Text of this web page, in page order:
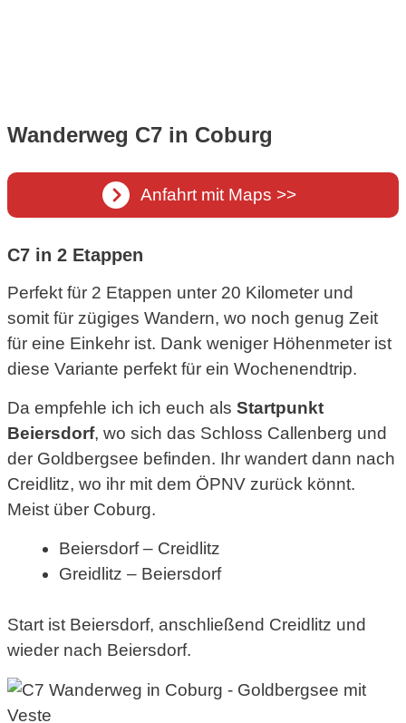
Wanderweg C7 in Coburg
Anfahrt mit Maps >>
C7 in 2 Etappen
Perfekt für 2 Etappen unter 20 Kilometer und
somit für zügiges Wandern, wo noch genug Zeit
für eine Einkehr ist. Dank weniger Höhenmeter ist
diese Variante perfekt für ein Wochenendtrip.
Da empfehle ich ich euch als Startpunkt
Beiersdorf, wo sich das Schloss Callenberg und
der Goldbergsee befinden. Ihr wandert dann nach
Creidlitz, wo ihr mit dem ÖPNV zurück könnt.
Meist über Coburg.
Beiersdorf – Creidlitz
Greidlitz – Beiersdorf
Start ist Beiersdorf, anschließend Creidlitz und
wieder nach Beiersdorf.